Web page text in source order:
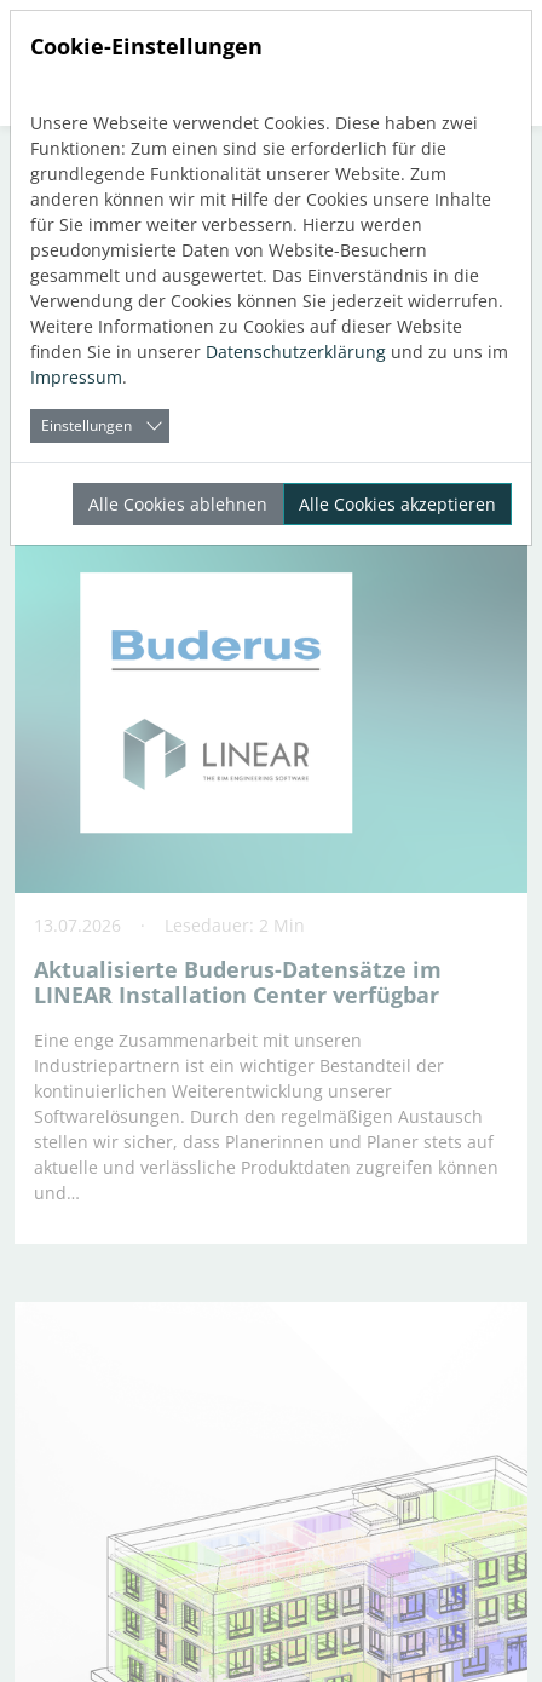
Direkt zur Hauptnavigation springen
Direkt zum Inhalt springen
Schlagwort: Revit
13.07.2026 Lesedauer: 2 Min
Aktualisierte Buderus-Datensätze im
LINEAR Installation Center verfügbar
Eine enge Zusammenarbeit mit unseren
Industriepartnern ist ein wichtiger Bestandteil der
kontinuierlichen Weiterentwicklung unserer
Softwarelösungen. Durch den regelmäßigen Austausch
stellen wir sicher, dass Planerinnen und Planer stets auf
aktuelle und verlässliche Produktdaten zugreifen können
und…
Cookie-Einstellungen
Unsere Webseite verwendet Cookies. Diese haben zwei
Funktionen: Zum einen sind sie erforderlich für die
grundlegende Funktionalität unserer Website. Zum
anderen können wir mit Hilfe der Cookies unsere Inhalte
für Sie immer weiter verbessern. Hierzu werden
pseudonymisierte Daten von Website-Besuchern
gesammelt und ausgewertet. Das Einverständnis in die
Verwendung der Cookies können Sie jederzeit widerrufen.
Weitere Informationen zu Cookies auf dieser Website
finden Sie in unserer Datenschutzerklärung und zu uns im
Impressum.
Einstellungen
Alle Cookies ablehnen Alle Cookies akzeptieren